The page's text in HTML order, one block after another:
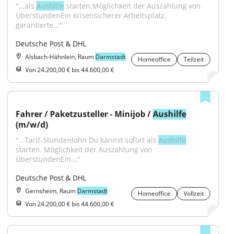
"...als Aushilfe starten.Möglichkeit der Auszahlung von
ÜberstundenEin krisensicherer Arbeitsplatz,
garantierte..."
Deutsche Post & DHL
Alsbach-Hähnlein, Raum Darmstadt Homeoffice
Teilzeit
Von 24.200,00 € bis 44.600,00 €
Fahrer / Paketzusteller - Minijob / Aushilfe
(m/w/d)
"...Tarif-Stundenlohn Du kannst sofort als Aushilfe
starten. Möglichkeit der Auszahlung von
ÜberstundenEin..."
Deutsche Post & DHL
Gernsheim, Raum Darmstadt Homeoffice
Vollzeit
Von 24.200,00 € bis 44.600,00 €